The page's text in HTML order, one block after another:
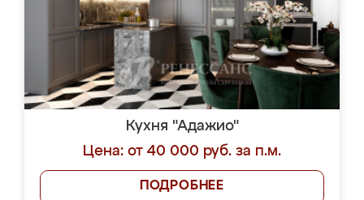
Кухня "Адажио"
Цена: от 40 000 руб. за п.м.
ПОДРОБНЕЕ